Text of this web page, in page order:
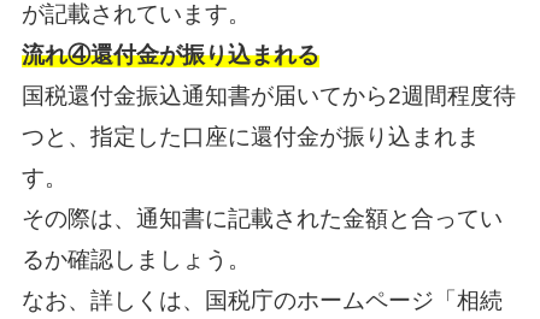
が記載されています。
流れ④還付金が振り込まれる
国税還付金振込通知書が届いてから2週間程度待
つと、指定した口座に還付金が振り込まれま
す。
その際は、通知書に記載された金額と合ってい
るか確認しましょう。
なお、詳しくは、国税庁のホームページ「相続